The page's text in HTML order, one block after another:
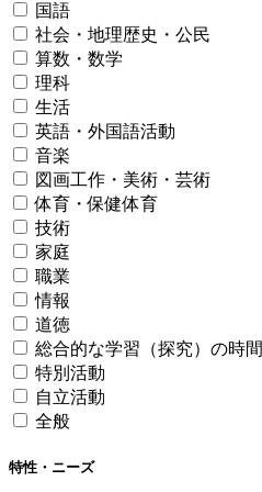
国語
社会・地理歴史・公民
算数・数学
理科
生活
英語・外国語活動
音楽
図画工作・美術・芸術
体育・保健体育
技術
家庭
職業
情報
道徳
総合的な学習（探究）の時間
特別活動
自立活動
全般
特性・ニーズ